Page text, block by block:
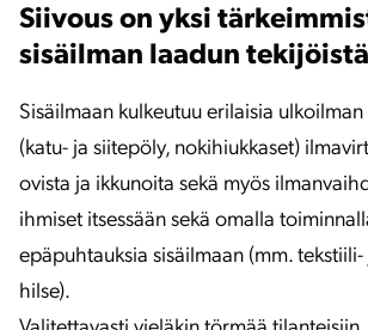
Siivous on yksi
sisäilman laadun tekijöistä
Sisäilmaan kulkeutuu erilaisia
(katu- ja siitepöly, nokihiukkaset)
ovista ja ikkunoita sekä myös
ihmiset itsessään sekä omalla
epäpuhtauksia sisäilmaan (mm.
hilse).